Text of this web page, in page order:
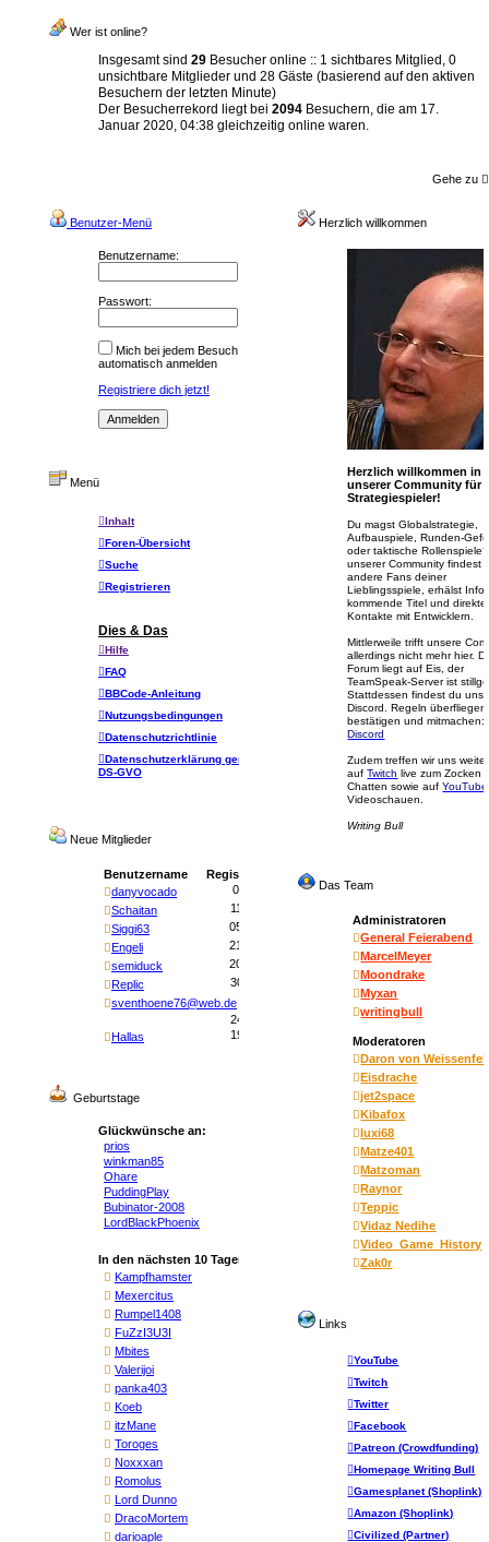
Wer ist online?
Insgesamt sind 29 Besucher online :: 1 sichtbares Mitglied, 0
unsichtbare Mitglieder und 28 Gäste (basierend auf den aktiven
Besuchern der letzten Minute)
Der Besucherrekord liegt bei 2094 Besuchern, die am 17.
Januar 2020, 04:38 gleichzeitig online waren.
Gehe zu
Benutzer-Menü
Benutzername:
Passwort:
Mich bei jedem Besuch
automatisch anmelden
Registriere dich jetzt!
Menü
Inhalt
Foren-Übersicht
Suche
Registrieren
Dies & Das
Hilfe
FAQ
BBCode-Anleitung
Nutzungsbedingungen
Datenschutzrichtlinie
Datenschutzerklärung gemäß
DS-GVO
Neue Mitglieder
Benutzername
Registriert
danyvocado
02 Apr
Schaitan
11 Mär
Siggi63
05 Mär
Engeli
21 Feb
semiduck
20 Feb
Replic
30 Jan
sventhoene76@web.de
24 Jan
Hallas
19 Jan
Geburtstage
Glückwünsche an:
prios
winkman85
Ohare
PuddingPlay
Bubinator-2008
LordBlackPhoenix
In den nächsten 10 Tagen
Kampfhamster
Mexercitus
Rumpel1408
FuZzI3U3I
Mbites
Valerijoi
panka403
Koeb
itzMane
Toroges
Noxxxan
Romolus
Lord Dunno
DracoMortem
darioaple
Herzlich willkommen
Herzlich willkommen in
unserer Community für
Strategiespieler!
Du magst Globalstrategie,
Aufbauspiele, Runden-
oder taktische
unserer Community findest
andere Fans deiner
Lieblingsspiele, erhälst
kommende Titel und direkte
Kontakte mit Entwicklern.
Mittlerweile trifft unsere
allerdings nicht mehr hier.
Forum liegt auf Eis, der
TeamSpeak-Server ist
Stattdessen findest du uns
Discord. Regeln
bestätigen und mitmachen:
Discord
Zudem treffen wir uns
aufTwitch live zum Zocken
Chatten sowie aufYouTube
Videoschauen.
Writing Bull
Das Team
Administratoren
General Feierabend
MarcelMeyer
Moondrake
Myxan
writingbull
Moderatoren
Daron von
Eisdrache
jet2space
Kibafox
luxi68
Matze401
Matzoman
Raynor
Teppic
Vidaz Nedihe
Video_Game_History
Zak0r
Links
YouTube
Twitch
Twitter
Facebook
Patreon (Crowdfunding)
Homepage Writing Bull
Gamesplanet (Shoplink)
Amazon (Shoplink)
Civilized (Partner)